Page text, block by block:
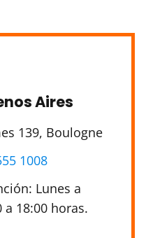
Aires
139, Boulogne
1008
Lunes a
a 18:00 horas.